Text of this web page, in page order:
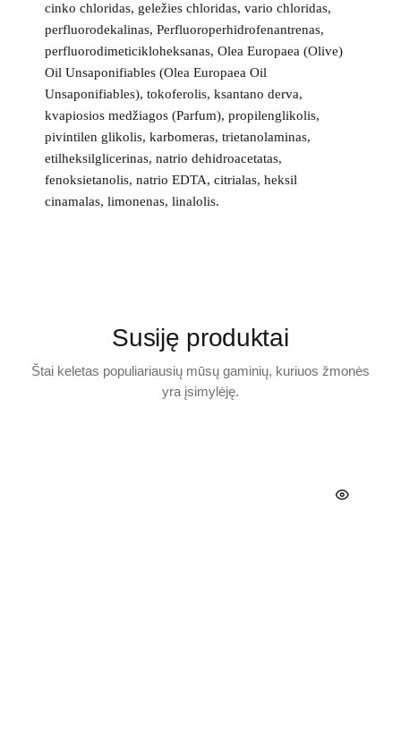
cinko chloridas, geležies chloridas, vario chloridas,
perfluorodekalinas, Perfluoroperhidrofenantrenas,
perfluorodimeticikloheksanas, Olea Europaea (Olive)
Oil Unsaponifiables (Olea Europaea Oil
Unsaponifiables), tokoferolis, ksantano derva,
kvapiosios medžiagos (Parfum), propilenglikolis,
pivintilen glikolis, karbomeras, trietanolaminas,
etilheksilglicerinas, natrio dehidroacetatas,
fenoksietanolis, natrio EDTA, citrialas, heksil
cinamalas, limonenas, linalolis.
Susiję produktai
Štai keletas populiariausių mūsų gaminių, kuriuos žmonės
yra įsimylėję.